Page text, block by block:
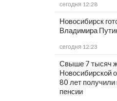
сегодня 12:28
Новосибирск
Владимира
сегодня 12:23
Свыше 7 тысяч
Новосибирской
80 лет получили
пенсии